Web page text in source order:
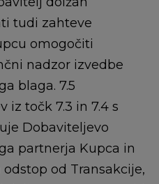
tudi zahteve
omogočiti
nadzor izvedbe
blaga. 7.5
iz točk 7.3 in 7.4 s
Dobaviteljevo
partnerja Kupca in
od Transakcije,